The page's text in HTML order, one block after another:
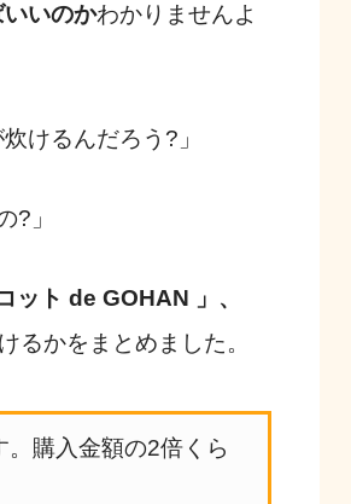
いのかわかりませんよ
けるんだろう?」
?」
ット de GOHAN 」、
るかをまとめました。
。購入金額の2倍くら